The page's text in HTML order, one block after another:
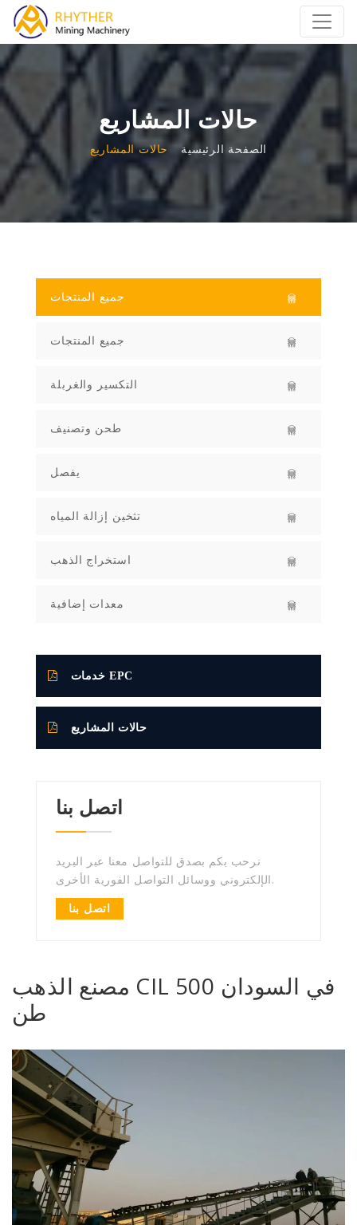
حالات المشاريع
الصفحة الرئيسية حالات المشاريع
جميع المنتجات
جميع المنتجات
التكسير والغربلة
طحن وتصنيف
يفصل
تثخين إزالة المياه
استخراج الذهب
معدات إضافية
خدمات EPC
حالات المشاريع
اتصل بنا
نرحب بكم بصدق للتواصل معنا عبر البريد
الإلكتروني ووسائل التواصل الفورية الأخرى.
اتصل بنا
مصنع الذهب CIL في السودان 500
طن